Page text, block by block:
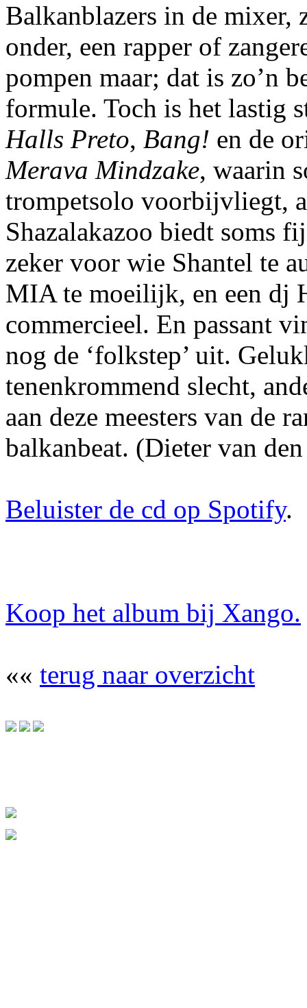
Balkanblazers in de mixer,
onder, een rapper of
pompen maar; dat is zo’n
formule. Toch is het lastig
Halls Preto, Bang! en de
Merava Mindzake, waarin
trompetsolo voorbijvliegt,
Shazalakazoo biedt soms
zeker voor wie Shantel te
MIA te moeilijk, en een dj
commercieel. En passant
nog de ‘folkstep’ uit.
tenenkrommend slecht,
aan deze meesters van de
balkanbeat. (Dieter van
Beluister de cd op Spotify.
Koop het album bij Xango.
«« terug naar overzicht